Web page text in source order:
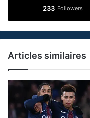
233 Followers
Articles similaires